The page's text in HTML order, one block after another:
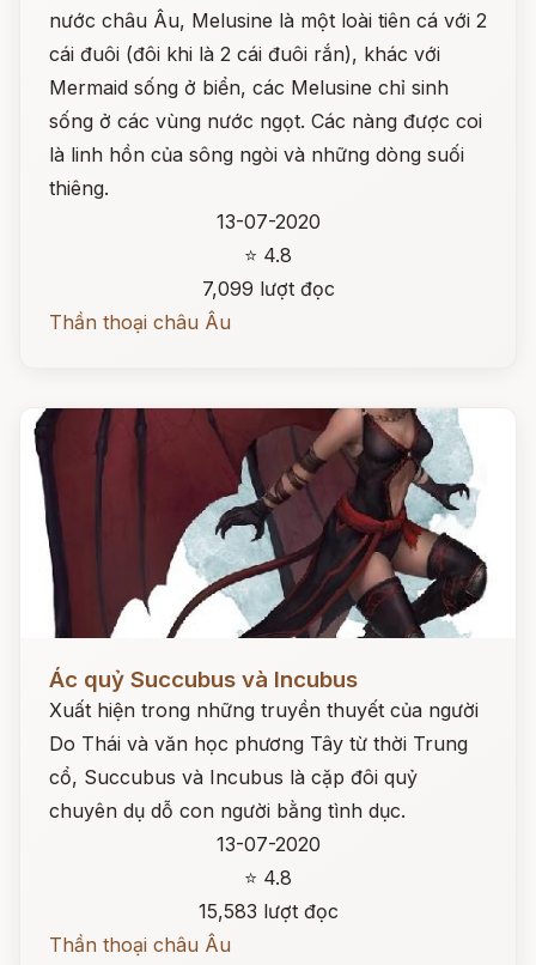
nước châu Âu, Melusine là một loài tiên cá với 2
cái đuôi (đôi khi là 2 cái đuôi rắn), khác với
Mermaid sống ở biển, các Melusine chỉ sinh
sống ở các vùng nước ngọt. Các nàng được coi
là linh hồn của sông ngòi và những dòng suối
thiêng.
13-07-2020
⭐ 4.8
7,099 lượt đọc
Thần thoại châu Âu
Đọc ngay
Ác quỷ Succubus và Incubus
Xuất hiện trong những truyền thuyết của người
Do Thái và văn học phương Tây từ thời Trung
cổ, Succubus và Incubus là cặp đôi quỷ
chuyên dụ dỗ con người bằng tình dục.
13-07-2020
⭐ 4.8
15,583 lượt đọc
Thần thoại châu Âu